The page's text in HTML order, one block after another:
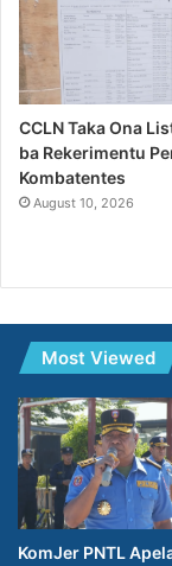
CCLN Taka Ona
ba Rekerimentu
Kombatentes
August 10, 2026
Most Viewed
KomJer PNTL